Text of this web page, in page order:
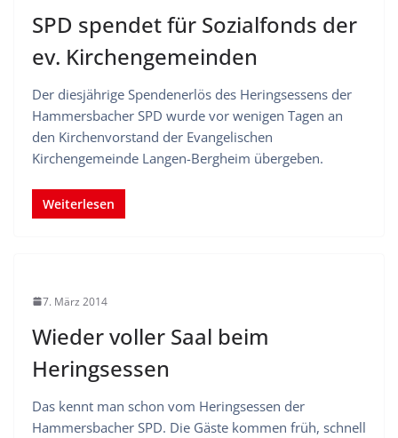
SPD spendet für Sozialfonds der
ev. Kirchengemeinden
Der diesjährige Spendenerlös des Heringsessens der
Hammersbacher SPD wurde vor wenigen Tagen an
den Kirchenvorstand der Evangelischen
Kirchengemeinde Langen-Bergheim übergeben.
Weiterlesen
7. März 2014
Wieder voller Saal beim
Heringsessen
Das kennt man schon vom Heringsessen der
Hammersbacher SPD. Die Gäste kommen früh, schnell